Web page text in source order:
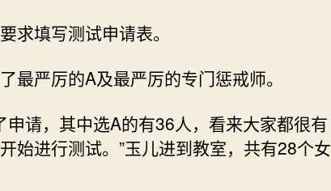
求填写测试申请表。
最严厉的A及最严厉的专门惩戒师。
申请，其中选A的有36人，看来大家都很有
始进行测试。”玉儿进到教室，共有28个女